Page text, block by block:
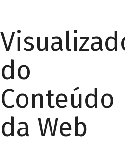
Visualizador
do
Conteúdo
da Web